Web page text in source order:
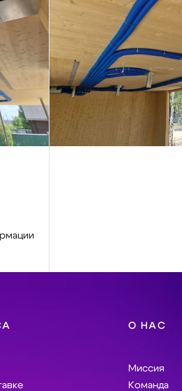
О НАС
Миссия
Команда